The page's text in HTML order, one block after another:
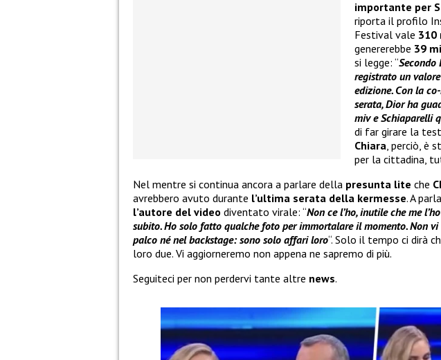
importante per
riporta il profilo
Festival vale 310
genererebbe 39
si legge: “Secondo
registrato un
edizione. Con la
serata, Dior ha
miv e Schiaparelli
di far girare la
Chiara, perciò, è
per la cittadina,
Nel mentre si continua ancora a parlare della presunta lite che
avrebbero avuto durante l’ultima serata della kermesse. A
l’autore del video diventato virale: “Non ce l’ho, inutile che me
subito. Ho solo fatto qualche foto per immortalare il momento. Non
palco né nel backstage: sono solo affari loro“. Solo il tempo ci dirà
loro due. Vi aggiorneremo non appena ne sapremo di più.
Seguiteci per non perdervi tante altre news.